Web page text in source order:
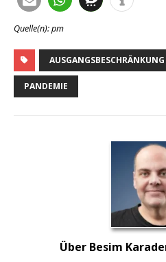
Quelle(n): pm
AUSGANGSBESCHRÄNKUNG
PANDEMIE
Über Besim